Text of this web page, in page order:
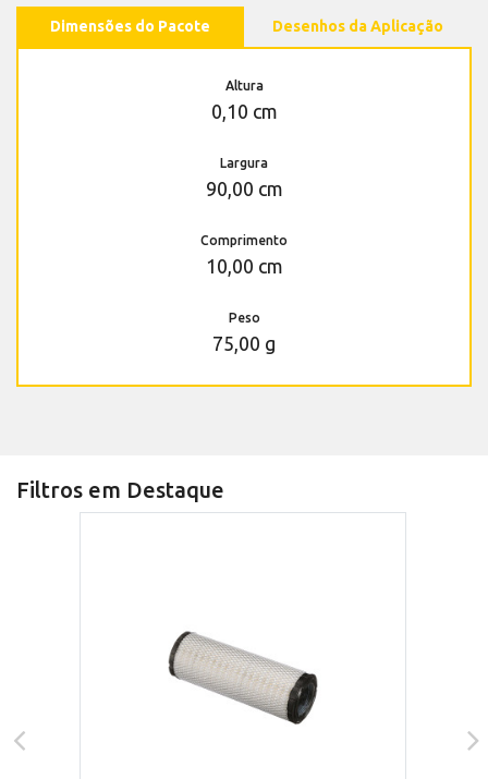
Dimensões do Pacote Desenhos da Aplicação
Altura
0,10 cm
Largura
90,00 cm
Comprimento
10,00 cm
Peso
75,00 g
Filtros em Destaque